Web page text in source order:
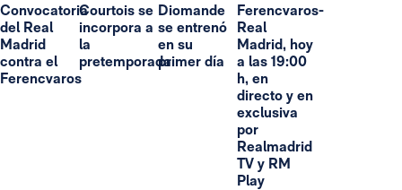
Convocatoria
del Real
Madrid
contra el
Ferencvaros
Courtois se
incorpora a
la
pretemporada
Diomande
se entrenó
en su
primer día
Ferencvaros-
Real
Madrid, hoy
a las 19:00
h, en
directo y en
exclusiva
por
Realmadrid
TV y RM
Play